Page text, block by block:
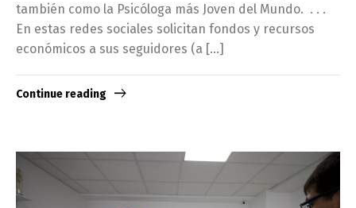
también como la Psicóloga más Joven del Mundo. . . .
En estas redes sociales solicitan fondos y recursos
económicos a sus seguidores (a […]
Continue reading